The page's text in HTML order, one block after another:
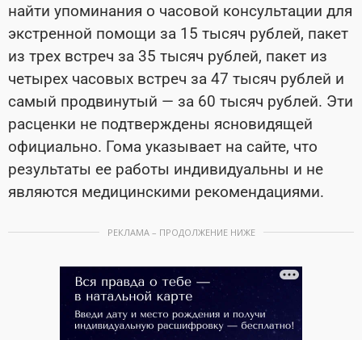
найти упоминания о часовой консультации для
экстренной помощи за 15 тысяч рублей, пакет
из трех встреч за 35 тысяч рублей, пакет из
четырех часовых встреч за 47 тысяч рублей и
самый продвинутый — за 60 тысяч рублей. Эти
расценки не подтверждены ясновидящей
официально. Гома указывает на сайте, что
результаты ее работы индивидуальны и не
являются медицинскими рекомендациями.
РЕКЛАМА – ПРОДОЛЖЕНИЕ НИЖЕ